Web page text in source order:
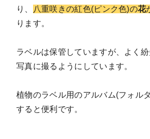
り、
八重咲きの紅色(ピンク色)の花
ります。
ラベルは保管していますが、よく紛
写真に撮るようにしています。
植物のラベル用のアルバム(フォル
すると便利です。